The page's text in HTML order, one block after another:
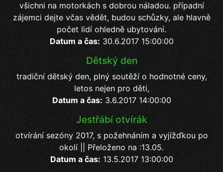
všichni na motorkách s dobrou náladou. případní
zájemci dejte včas vědět, budou schůzky, ale hlavně
počet lidí ohledně ubytování.
Datum a čas: 30.6.2017 15:00:00
Dětský den
tradiční dětský den, plný soutěží o hodnotné ceny,
letos nejen pro děti,
Datum a čas: 3.6.2017 14:00:00
Jestřábí otvírák
otvírání sezóny 2017, s požehnáním a vyjížďkou po
okolí || Přeloženo na :13.05.
Datum a čas: 13.5.2017 13:00:00